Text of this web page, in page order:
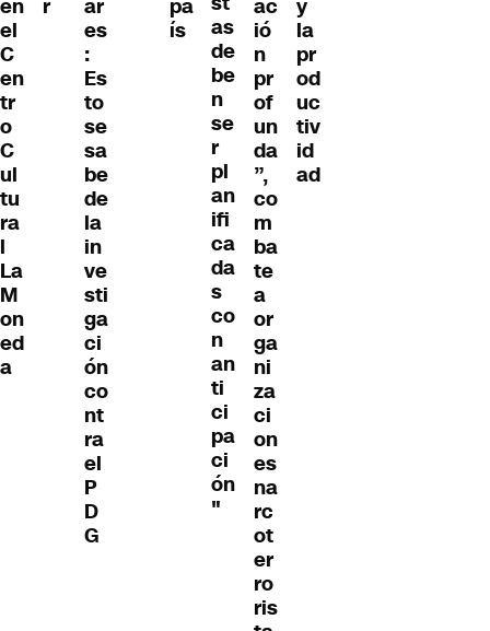
en
el
C
en
tr
o
C
ul
tu
ra
l
La
M
on
ed
a
r
ar
es
:
Es
to
se
sa
be
de
la
in
ve
sti
ga
ci
ón
co
nt
ra
el
P
D
G
pa
ís
as
de
be
n
se
r
pl
an
ifi
ca
da
s
co
n
an
ti
ci
pa
ci
ón
"
ac
ió
n
pr
of
un
da
”,
co
m
ba
te
a
or
ga
ni
za
ci
on
es
na
rc
ot
er
ro
ris
y
la
pr
od
uc
tiv
id
ad